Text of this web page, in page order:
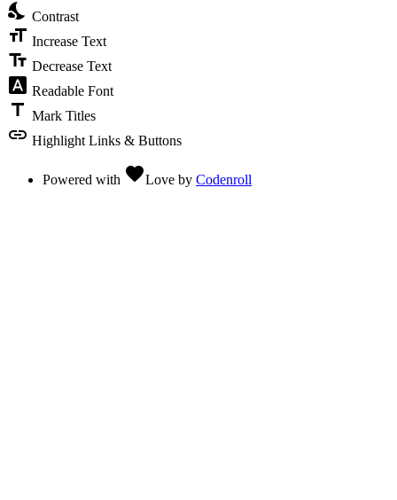
nights_stay Contrast
format_size Increase Text
text_fields Decrease Text
font_download Readable Font
title Mark Titles
link Highlight Links & Buttons
Powered with favoriteLove by Codenroll